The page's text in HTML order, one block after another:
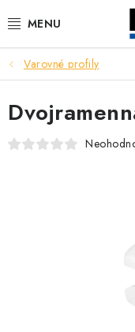
na
EKOLÓGIA
BEZPEČNOSŤ
ORGANIZÁCIA
Varovné profily